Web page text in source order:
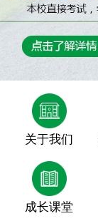
关于我们
成长课堂